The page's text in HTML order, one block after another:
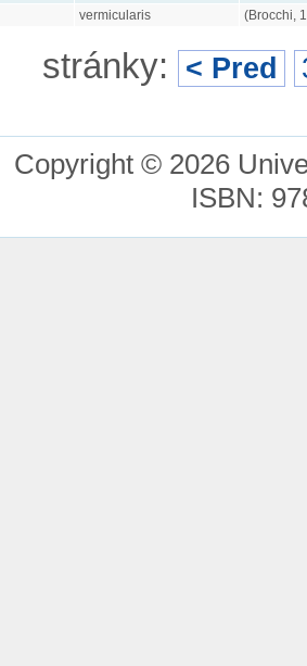
vermicularis (Brocchi,
stránky: < Pred
Copyright © 2026
ISBN: